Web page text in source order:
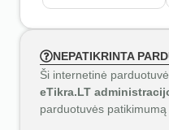
NEPATIKRINTA
Ši internetinė parduotuvė
eTikra.LT
parduotuvės